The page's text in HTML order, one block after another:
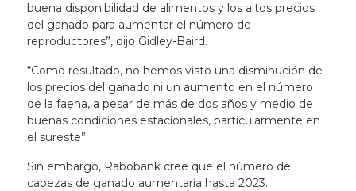
buena disponibilidad de alimentos y los altos precios
del ganado para aumentar el número de
reproductores”, dijo Gidley-Baird.
“Como resultado, no hemos visto una disminución de
los precios del ganado ni un aumento en el número
de la faena, a pesar de más de dos años y medio de
buenas condiciones estacionales, particularmente en
el sureste”.
Sin embargo, Rabobank cree que el número de
cabezas de ganado aumentaría hasta 2023.